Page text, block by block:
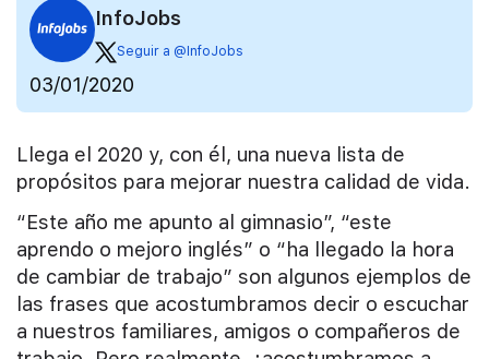
InfoJobs
Seguir a @InfoJobs
03/01/2020
Llega el 2020 y, con él, una nueva lista de
propósitos para mejorar nuestra calidad de vida.
“Este año me apunto al gimnasio”, “este
aprendo o mejoro inglés” o “ha llegado la hora
de cambiar de trabajo” son algunos ejemplos de
las frases que acostumbramos decir o escuchar
a nuestros familiares, amigos o compañeros de